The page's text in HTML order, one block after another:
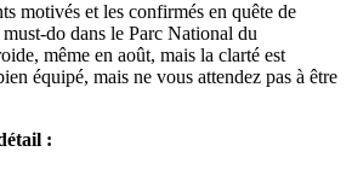
motivés et les confirmés en quête de
do dans le Parc National du
même en août, mais la clarté est
équipé, mais ne vous attendez pas à être
: